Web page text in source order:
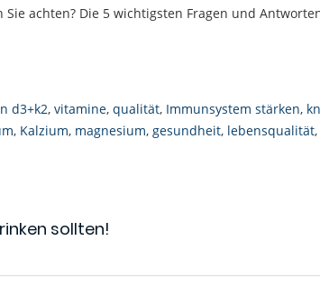
achten? Die 5 wichtigsten Fragen und
d3+k2, vitamine, qualität, Immunsystem stärken,
, Kalzium, magnesium, gesundheit, lebensqualität,
sollten!